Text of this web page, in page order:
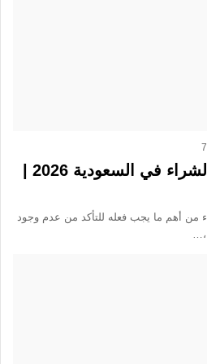
7
دليل فحص فلل قبل الشراء في السعودية 2026 |
من أهم ما يجب فعله للتأكد من عدم وجود